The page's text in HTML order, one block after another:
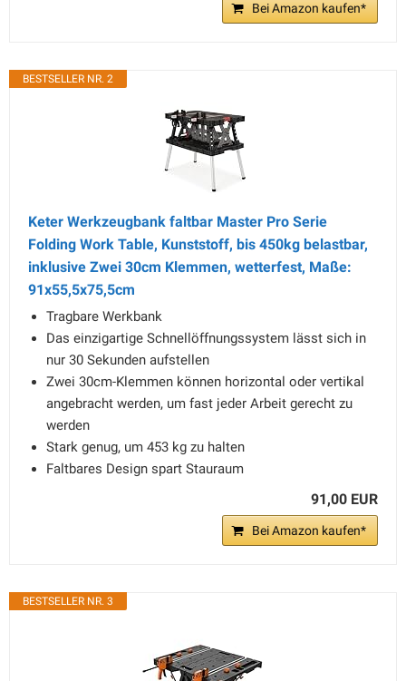
Bei Amazon kaufen*
BESTSELLER NR. 2
Keter Werkzeugbank faltbar Master Pro Serie
Folding Work Table, Kunststoff, bis 450kg belastbar,
inklusive Zwei 30cm Klemmen, wetterfest, Maße:
91x55,5x75,5cm
Tragbare Werkbank
Das einzigartige Schnellöffnungssystem lässt sich in
nur 30 Sekunden aufstellen
Zwei 30cm-Klemmen können horizontal oder vertikal
angebracht werden, um fast jeder Arbeit gerecht zu
werden
Stark genug, um 453 kg zu halten
Faltbares Design spart Stauraum
91,00 EUR
Bei Amazon kaufen*
BESTSELLER NR. 3